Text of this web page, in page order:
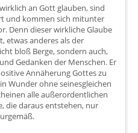
an Gott glauben, sind
und kommen sich mitunter
Denn dieser wirkliche Glaube
etwas anderes als der
bloß Berge, sondern auch,
Gedanken der Menschen. Er
Annäherung Gottes zu
Wunder ohne seinesgleichen
alle außerordentlichen
die daraus entstehen, nur